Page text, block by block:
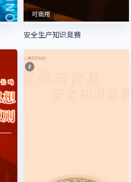
可商用
安全生产知识竞赛